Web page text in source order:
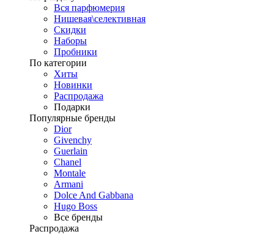
Вся парфюмерия
Нишевая\селективная
Скидки
Наборы
Пробники
По категории
Хиты
Новинки
Распродажа
Подарки
Популярные бренды
Dior
Givenchy
Guerlain
Chanel
Montale
Armani
Dolce And Gabbana
Hugo Boss
Все бренды
Распродажа